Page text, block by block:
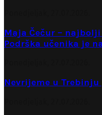
Maja Čečur –
Podrška učenika je
Nevrijeme u